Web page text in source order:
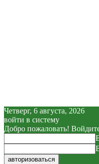
Четверг, 6 августа, 2026
войти в систему
Добро пожаловать!